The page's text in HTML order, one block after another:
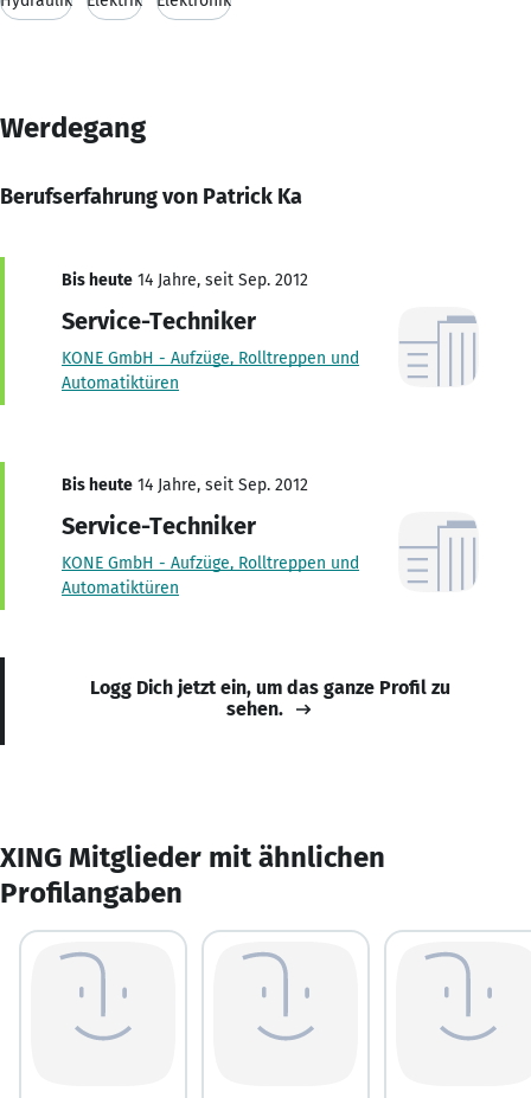
Werdegang
Berufserfahrung von Patrick Ka
Bis heute 14 Jahre, seit Sep. 2012
Service-Techniker
KONE GmbH - Aufzüge, Rolltreppen und
Automatiktüren
Bis heute 14 Jahre, seit Sep. 2012
Service-Techniker
KONE GmbH - Aufzüge, Rolltreppen und
Automatiktüren
Logg Dich jetzt ein, um das ganze Profil zu
sehen.
XING Mitglieder mit ähnlichen
Profilangaben